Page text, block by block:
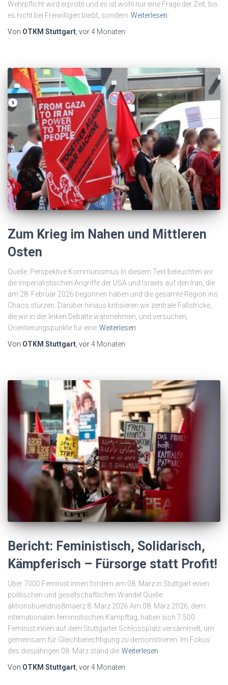
Wehrpflicht wird erprobt und es ist wohl nur eine Frage der Zeit, bis
es nicht bei Freiwilligen bleibt, sondern Weiterlesen
Von OTKM Stuttgart , vor4 Monaten
Zum Krieg im Nahen und Mittleren
Osten
Quelle: Perspektive Kommunismus In diesem Text beleuchten wir
die imperialistischen Angriffe der USA und Israels auf den Iran, die
am 28. Februar 2026 begonnen haben und die gesamte Region ins
Chaos stürzen. Darüber hinaus kritisieren wir zentrale Fallstricke,
die wir in der linken Debatte wahrnehmen, und versuchen,
Orientierungspunkte für eine Weiterlesen
Von OTKM Stuttgart , vor4 Monaten
Bericht: Feministisch, Solidarisch,
Kämpferisch – Fürsorge statt Profit!
Über 7000 Feminist:innen fordern am 08. März in Stuttgart einen
politischen und gesellschaftlichen Wandel Quelle:
aktionsbuendnis8maerz 8. März 2026 Am 08. März 2026, dem
internationalen feministischen Kampftag, haben sich 7.500
Feminist:innen auf dem Stuttgarter Schlossplatz versammelt, um
gemeinsam für Gleichberechtigung zu demonstrieren. Im Fokus
des diesjährigen 08. März stand die Weiterlesen
Von OTKM Stuttgart, vor4 Monaten